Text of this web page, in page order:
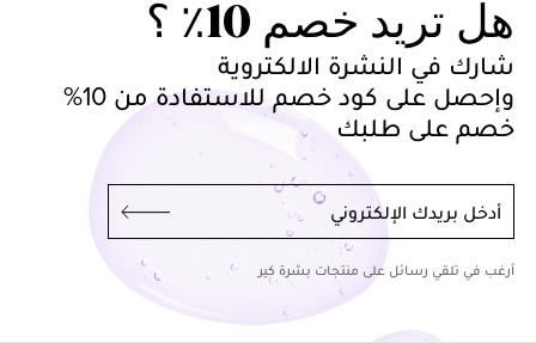
هل تريد خصم 10٪ ؟
شارك في النشرة الالكتروية
وإحصل على كود خصم للاستفادة من 10%
خصم على طلبك
أدخل بريدك الإلكتروني
أرغب في تلقي رسائل على منتجات بشرة كير